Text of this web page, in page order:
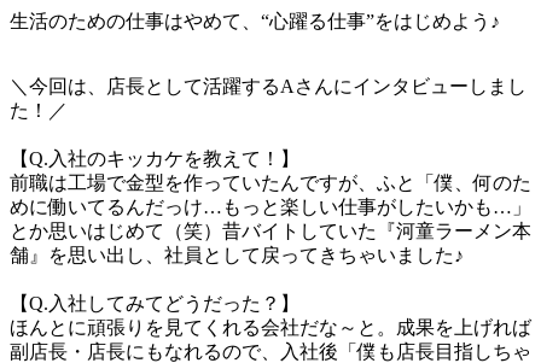
生活のための仕事はやめて、“心躍る仕事”をはじめよう♪
＼今回は、店長として活躍するAさんにインタビューしまし
た！／
【Q.入社のキッカケを教えて！】
前職は工場で金型を作っていたんですが、ふと「僕、何のた
めに働いてるんだっけ…もっと楽しい仕事がしたいかも…」
とか思いはじめて（笑）昔バイトしていた『河童ラーメン本
舗』を思い出し、社員として戻ってきちゃいました♪
【Q.入社してみてどうだった？】
ほんとに頑張りを見てくれる会社だな～と。成果を上げれば
副店長・店長にもなれるので、入社後「僕も店長目指しちゃ